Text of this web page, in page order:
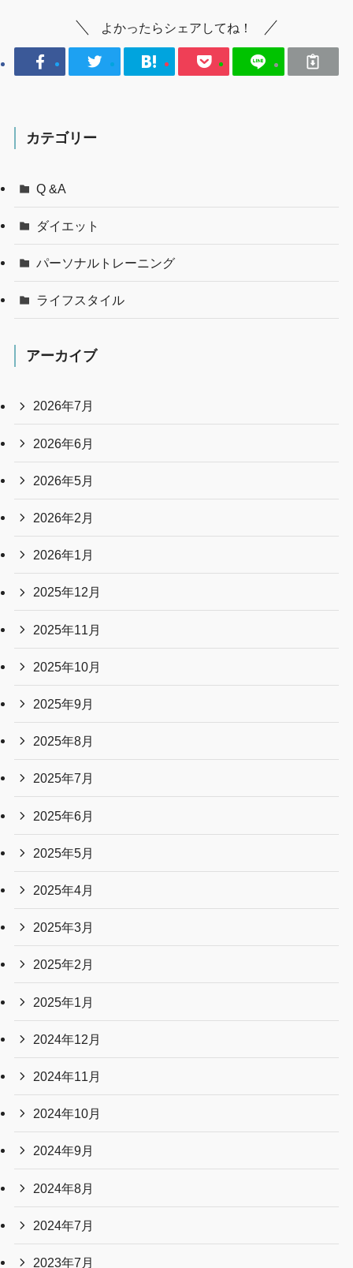
よかったらシェアしてね！
カテゴリー
Q &A
ダイエット
パーソナルトレーニング
ライフスタイル
アーカイブ
2026年7月
2026年6月
2026年5月
2026年2月
2026年1月
2025年12月
2025年11月
2025年10月
2025年9月
2025年8月
2025年7月
2025年6月
2025年5月
2025年4月
2025年3月
2025年2月
2025年1月
2024年12月
2024年11月
2024年10月
2024年9月
2024年8月
2024年7月
2023年7月